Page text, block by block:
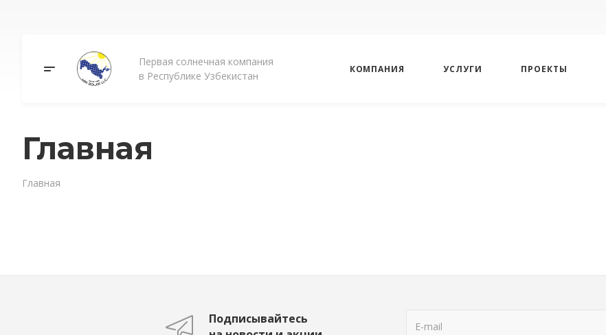
Первая солнечная компания
в Республике Узбекистан
КОМПАНИЯ УСЛУГИ ПРОЕКТЫ
Главная
Главная
Подписывайтесь